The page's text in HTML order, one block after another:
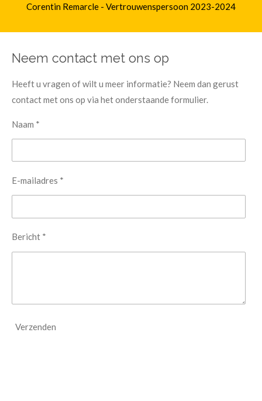
Corentin Remarcle - Vertrouwenspersoon 2023-2024
Neem contact met ons op
Heeft u vragen of wilt u meer informatie? Neem dan gerust
contact met ons op via het onderstaande formulier.
Naam *
E-mailadres *
Bericht *
Verzenden